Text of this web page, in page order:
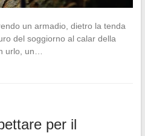
un armadio, dietro la tenda
del soggiorno al calar della
urlo, un…
per il